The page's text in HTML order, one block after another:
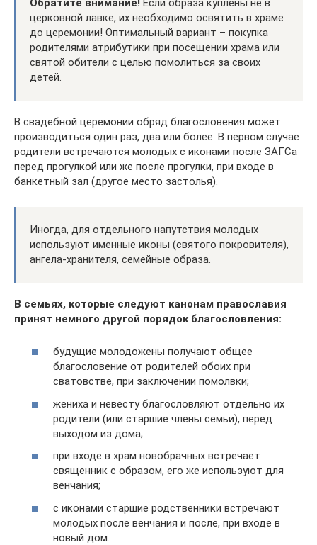
церковной лавке, их необходимо освятить в храме
до церемонии! Оптимальный вариант – покупка
родителями атрибутики при посещении храма или
святой обители с целью помолиться за своих
детей.
В свадебной церемонии обряд благословения может
производиться один раз, два или более. В первом случае
родители встречаются молодых с иконами после ЗАГСа
перед прогулкой или же после прогулки, при входе в
банкетный зал (другое место застолья).
Иногда, для отдельного напутствия молодых
используют именные иконы (святого покровителя),
ангела-хранителя, семейные образа.
В семьях, которые следуют канонам православия
принят немного другой порядок благословления:
будущие молодожены получают общее
благословение от родителей обоих при
сватовстве, при заключении помолвки;
жениха и невесту благословляют отдельно их
родители (или старшие члены семьи), перед
выходом из дома;
при входе в храм новобрачных встречает
священник с образом, его же используют для
венчания;
с иконами старшие родственники встречают
молодых после венчания и после, при входе в
новый дом.